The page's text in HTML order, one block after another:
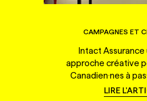
CAMPAGNES ET
Intact Assurance
approche créative
Canadien·nes à
LIRE